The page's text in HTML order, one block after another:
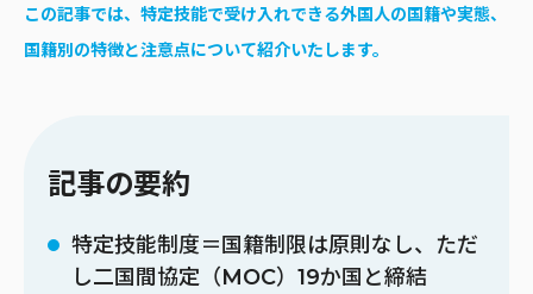
この記事では、特定技能で受け入れできる外国人の国籍や実態、
国籍別の特徴と注意点について紹介いたします。
記事の要約
特定技能制度＝国籍制限は原則なし、ただ
し二国間協定（MOC）19か国と締結